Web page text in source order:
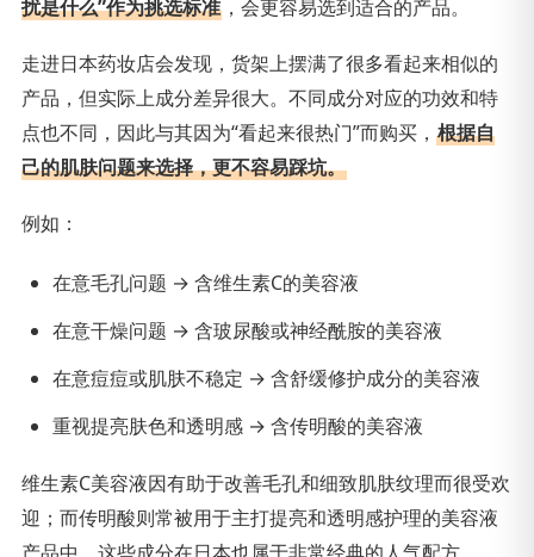
扰是什么”作为挑选标准 ，会更容易选到适合的产品。
走进日本药妆店会发现，货架上摆满了很多看起来相似的
产品，但实际上成分差异很大。不同成分对应的功效和特
点也不同，因此与其因为“看起来很热门”而购买， 根据自
己的肌肤问题来选择，更不容易踩坑。
例如：
在意毛孔问题 → 含维生素C的美容液
在意干燥问题 → 含玻尿酸或神经酰胺的美容液
在意痘痘或肌肤不稳定 → 含舒缓修护成分的美容液
重视提亮肤色和透明感 → 含传明酸的美容液
维生素C美容液因有助于改善毛孔和细致肌肤纹理而很受欢
迎；而传明酸则常被用于主打提亮和透明感护理的美容液